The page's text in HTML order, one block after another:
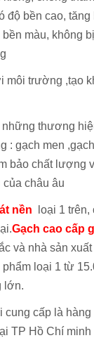
độ bền cao,
màu, không
môi trường ,tạo
thương
: gạch men
bảo chất lượng
châu âu
nền
loại 1
Gạch cao cấp
và nhà sản
loại 1 từ
lớn.
cung cấp là
TP Hồ Chí